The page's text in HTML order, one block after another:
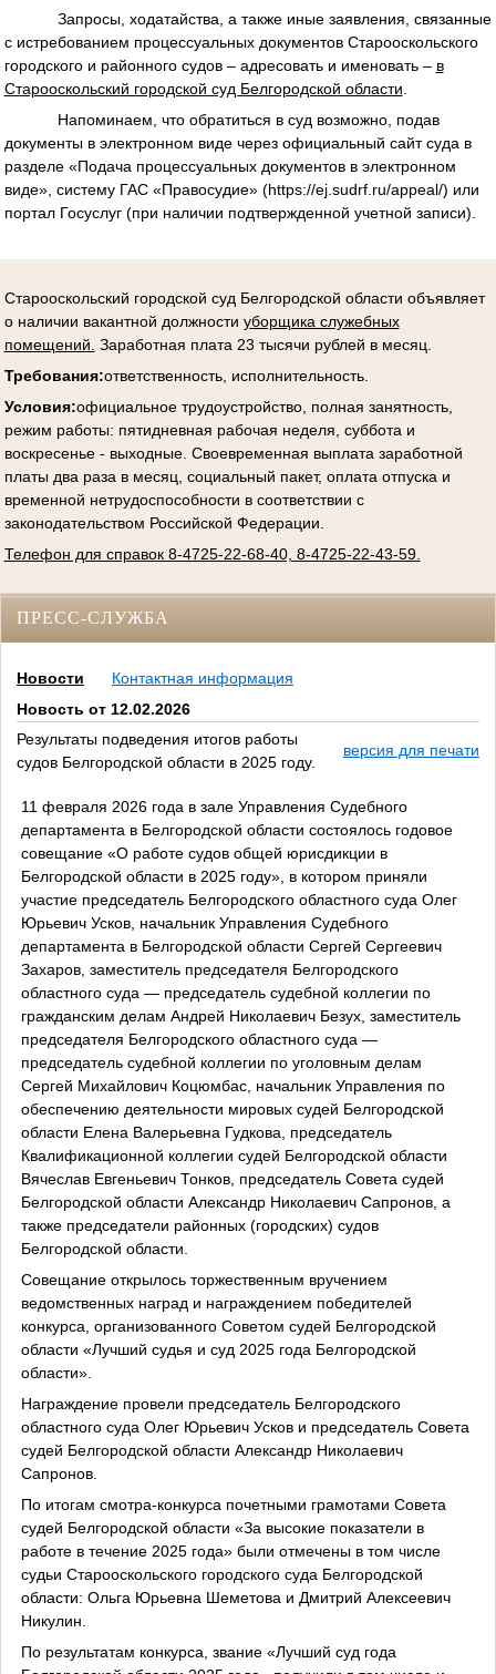
Запросы, ходатайства, а также иные заявления, связанные
с истребованием процессуальных документов Старооскольского
городского и районного судов – адресовать и именовать – в
Старооскольский городской суд Белгородской области
Напоминаем, что обратиться в суд возможно, подав
документы в электронном виде через официальный сайт суда в
разделе «Подача процессуальных документов в электронном
виде», систему ГАС «Правосудие» (https://ej.sudrf.ru/appeal/) или
портал Госуслуг (при наличии подтвержденной учетной записи).
Старооскольский городской суд Белгородской области объявляет
о наличии вакантной должности уборщика служебных
помещений. Заработная плата 23 тысячи рублей в месяц.
Требования:ответственность, исполнительность.
Условия:официальное трудоустройство, полная занятность,
режим работы: пятидневная рабочая неделя, суббота и
воскресенье - выходные. Своевременная выплата заработной
платы два раза в месяц, социальный пакет, оплата отпуска и
временной нетрудоспособности в соответствии с
законодательством Российской Федерации.
Телефон для справок 8-4725-22-68-40, 8-4725-22-43-59.
ПРЕСС-СЛУЖБА
Новости
Контактная информация
Новость от 12.02.2026
Результаты подведения итогов работы
судов Белгородской области в 2025 году.
версия для печати
11 февраля 2026 года в зале Управления Судебного
департамента в Белгородской области состоялось годовое
совещание «О работе судов общей юрисдикции в
Белгородской области в 2025 году», в котором приняли
участие председатель Белгородского областного суда Олег
Юрьевич Усков, начальник Управления Судебного
департамента в Белгородской области Сергей Сергеевич
Захаров, заместитель председателя Белгородского
областного суда — председатель судебной коллегии по
гражданским делам Андрей Николаевич Безух, заместитель
председателя Белгородского областного суда —
председатель судебной коллегии по уголовным делам
Сергей Михайлович Коцюмбас, начальник Управления по
обеспечению деятельности мировых судей Белгородской
области Елена Валерьевна Гудкова, председатель
Квалификационной коллегии судей Белгородской области
Вячеслав Евгеньевич Тонков, председатель Совета судей
Белгородской области Александр Николаевич Сапронов, а
также председатели районных (городских) судов
Белгородской области.
Совещание открылось торжественным вручением
ведомственных наград и награждением победителей
конкурса, организованного Советом судей Белгородской
области «Лучший судья и суд 2025 года Белгородской
области».
Награждение провели председатель Белгородского
областного суда Олег Юрьевич Усков и председатель Совета
судей Белгородской области Александр Николаевич
Сапронов.
По итогам смотра-конкурса почетными грамотами Совета
судей Белгородской области «За высокие показатели в
работе в течение 2025 года» были отмечены в том числе
судьи Старооскольского городского суда Белгородской
области: Ольга Юрьевна Шеметова и Дмитрий Алексеевич
Никулин.
По результатам конкурса, звание «Лучший суд года